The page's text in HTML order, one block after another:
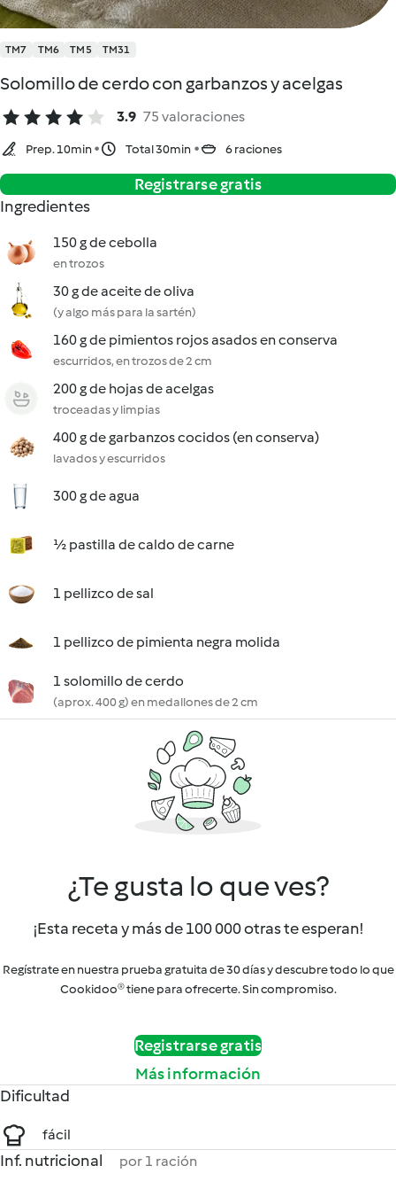
TM7 TM6 TM5 TM31
Solomillo de cerdo con garbanzos y acelgas
3.9 75 valoraciones
Prep. 10min Total 30min 6 raciones
Registrarse gratis
Ingredientes
150 g de cebolla
en trozos
30 g de aceite de oliva
(y algo más para la sartén)
160 g de pimientos rojos asados en conserva
escurridos, en trozos de 2 cm
200 g de hojas de acelgas
troceadas y limpias
400 g de garbanzos cocidos (en conserva)
lavados y escurridos
300 g de agua
½ pastilla de caldo de carne
1 pellizco de sal
1 pellizco de pimienta negra molida
1 solomillo de cerdo
(aprox. 400 g) en medallones de 2 cm
¿Te gusta lo que ves?
¡Esta receta y más de 100 000 otras te esperan!
Regístrate en nuestra prueba gratuita de 30 días y descubre todo lo que
Cookidoo® tiene para ofrecerte. Sin compromiso.
Registrarse gratis
Más información
Dificultad
fácil
Inf. nutricional por 1 ración